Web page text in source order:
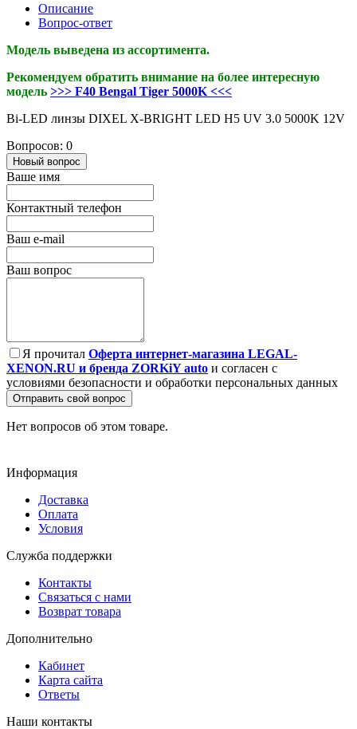
Описание
Вопрос-ответ
Модель выведена из ассортимента.
Рекомендуем обратить внимание на более интересную
модель >>> F40 Bengal Tiger 5000K <<<
Bi-LED линзы DIXEL X-BRIGHT LED H5 UV 3.0 5000K 12V
Вопросов: 0
Новый вопрос
Ваше имя
Контактный телефон
Ваш e-mail
Ваш вопрос
Я прочитал Оферта интернет-магазина LEGAL-
XENON.RU и бренда ZORKiY auto и согласен с
условиями безопасности и обработки персональных данных
Отправить свой вопрос
Нет вопросов об этом товаре.
Информация
Доставка
Оплата
Условия
Служба поддержки
Контакты
Связаться с нами
Возврат товара
Дополнительно
Кабинет
Карта сайта
Ответы
Наши контакты